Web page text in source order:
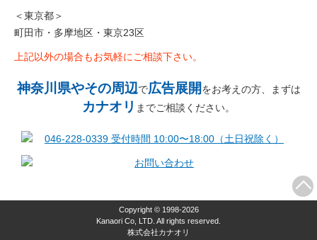
＜東京都＞
町田市・多摩地区・東京23区
上記以外の場合もお気軽にご相談下さい。
神奈川県やその周辺で広告展開 をお考えの方、まずは
カナオリ までご相談ください。
Copyright © 1998-2026
Kanaori Co, LTD. All rights reserved.
株式会社カナオリ